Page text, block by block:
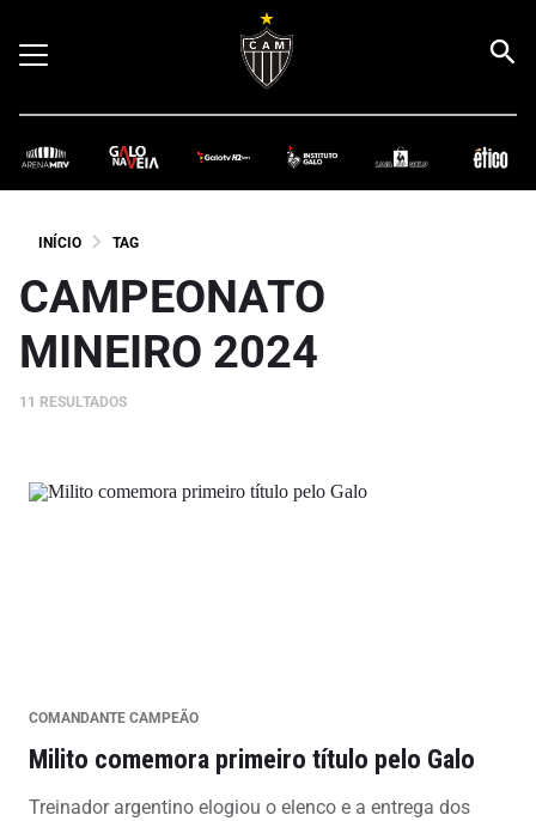
INÍCIO TAG
CAMPEONATO
MINEIRO 2024
11 RESULTADOS
COMANDANTE CAMPEÃO
Milito comemora primeiro título pelo Galo
Treinador argentino elogiou o elenco e a entrega dos